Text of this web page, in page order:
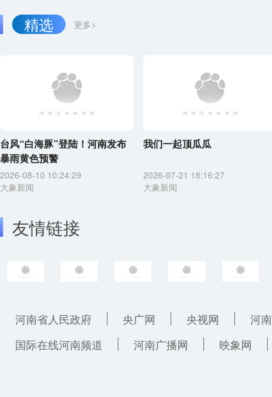
更多>
精选
台风“白海豚”登陆！河南发布
暴雨黄色预警
2026-08-10 10:24:29
大象新闻
我们一起顶瓜瓜
2026-07-21 18:16:27
大象新闻
友情链接
河南省人民政府 央广网 央视网
河
国际在线河南频道
河南广播网 映象网